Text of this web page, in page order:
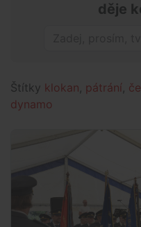
děje
Štítky klokan, pátrání,
dynamo